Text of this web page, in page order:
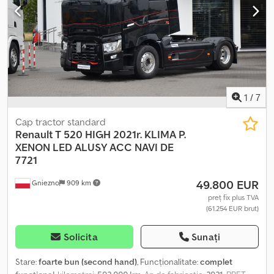
părții stângi și drepte a vehiculului, sistem de recunoaștere a
indicatoarelor rutiere ÎNCHIRIEREA este noul MOD DE A
CUMPĂRA, la noi, disponibilă imediat și în varianta de ÎNCHIRIERE
CU SERVICII COMPLETE-----
Trapă panoramică
1 / 7
Gniezno 909 km
Cap tractor standard
Renault T 520 HIGH 2021r. KLIMA P.
XENON LED ALUSY ACC NAVI DE
7721
49.800 EUR
preț fix plus TVA
(61.254 EUR brut)
Solicita Sunați
Stare:foarte bun (second hand), Funcționalitate:complet